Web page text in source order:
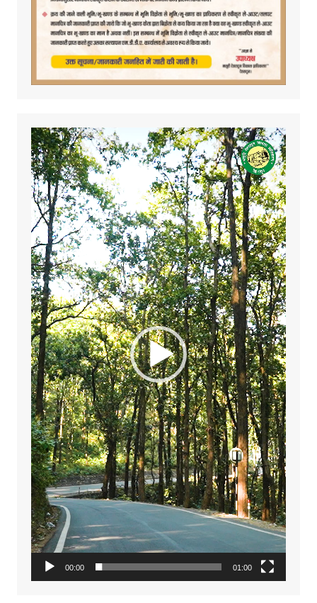
Video
Player
00:00 01:00